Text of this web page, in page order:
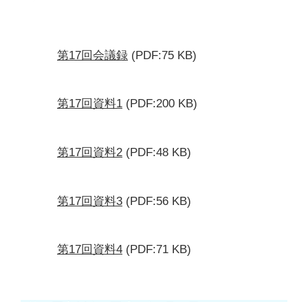
第17回会議録 (PDF:75 KB)
第17回資料1 (PDF:200 KB)
第17回資料2 (PDF:48 KB)
第17回資料3 (PDF:56 KB)
第17回資料4 (PDF:71 KB)